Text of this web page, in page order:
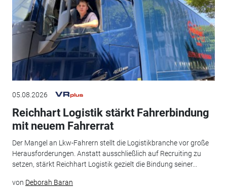
05.08.2026
Reichhart Logistik stärkt Fahrerbindung
mit neuem Fahrerrat
Der Mangel an Lkw-Fahrern stellt die Logistikbranche vor große
Herausforderungen. Anstatt ausschließlich auf Recruiting zu
setzen, stärkt Reichhart Logistik gezielt die Bindung seiner...
von Deborah Baran